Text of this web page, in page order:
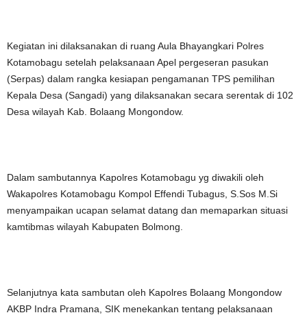
Kegiatan ini dilaksanakan di ruang Aula Bhayangkari Polres
Kotamobagu setelah pelaksanaan Apel pergeseran pasukan
(Serpas) dalam rangka kesiapan pengamanan TPS pemilihan
Kepala Desa (Sangadi) yang dilaksanakan secara serentak di 102
Desa wilayah Kab. Bolaang Mongondow.
Dalam sambutannya Kapolres Kotamobagu yg diwakili oleh
Wakapolres Kotamobagu Kompol Effendi Tubagus, S.Sos M.Si
menyampaikan ucapan selamat datang dan memaparkan situasi
kamtibmas wilayah Kabupaten Bolmong.
Selanjutnya kata sambutan oleh Kapolres Bolaang Mongondow
AKBP Indra Pramana, SIK menekankan tentang pelaksanaan